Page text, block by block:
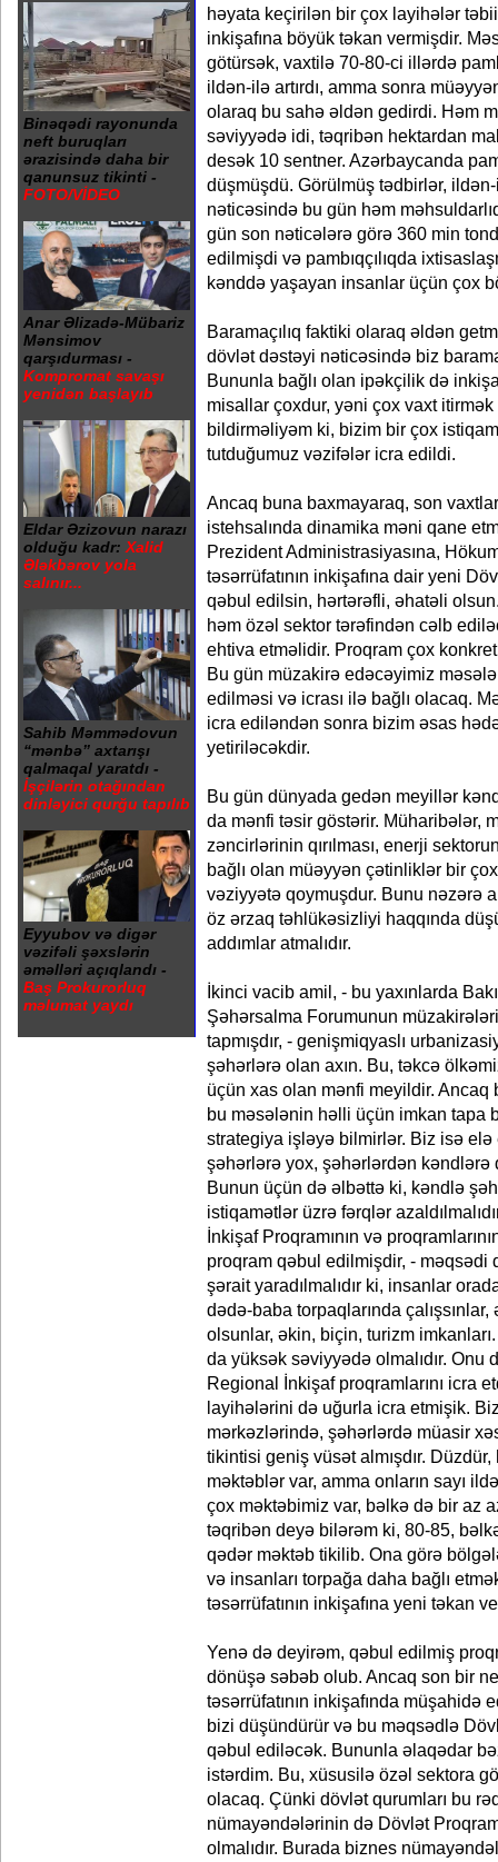
Binəqədi rayonunda
neft buruqları
ərazisində daha bir
qanunsuz tikinti -
FOTO/VİDEO
Anar Əlizadə-Mübariz
Mənsimov
qarşıdurması -
Kompromat savaşı
yenidən başlayıb
Eldar Əzizovun narazı
olduğu kadr: Xalid
Ələkbərov yola
salınır...
Sahib Məmmədovun
“mənbə” axtarışı
qalmaqal yaratdı -
İşçilərin otağından
dinləyici qurğu tapılıb
Eyyubov və digər
vəzifəli şəxslərin
əməlləri açıqlandı -
Baş Prokurorluq
məlumat yaydı
həyata keçirilən bir çox layihələr təbii
inkişafına böyük təkan vermişdir.
götürsək, vaxtilə 70-80-ci illərdə
ildən-ilə artırdı, amma sonra
olaraq bu sahə əldən gedirdi. Həm
səviyyədə idi, təqribən hektardan
desək 10 sentner. Azərbaycanda
düşmüşdü. Görülmüş tədbirlər,
nəticəsində bu gün həm
gün son nəticələrə görə 360 min
edilmişdi və pambıqçılıqda
kənddə yaşayan insanlar üçün çox
Baramaçılıq faktiki olaraq əldən
dövlət dəstəyi nəticəsində biz
Bununla bağlı olan ipəkçilik də
misallar çoxdur, yəni çox vaxt
bildirməliyəm ki, bizim bir çox
tutduğumuz vəzifələr icra edildi.
Ancaq buna baxmayaraq, son
istehsalında dinamika məni qane
Prezident Administrasiyasına,
təsərrüfatının inkişafına dair yeni
qəbul edilsin, hərtərəfli, əhatəli
həm özəl sektor tərəfindən cəlb
ehtiva etməlidir. Proqram çox konkret
Bu gün müzakirə edəcəyimiz
edilməsi və icrası ilə bağlı olacaq.
icra ediləndən sonra bizim əsas
yetiriləcəkdir.
Bu gün dünyada gedən meyillər
da mənfi təsir göstərir. Müharibələr,
zəncirlərinin qırılması, enerji
bağlı olan müəyyən çətinliklər bir
vəziyyətə qoymuşdur. Bunu nəzərə
öz ərzaq təhlükəsizliyi haqqında
addımlar atmalıdır.
İkinci vacib amil, - bu yaxınlarda
Şəhərsalma Forumunun
tapmışdır, - genişmiqyaslı
şəhərlərə olan axın. Bu, təkcə
üçün xas olan mənfi meyildir.
bu məsələnin həlli üçün imkan tapa
strategiya işləyə bilmirlər. Biz isə
şəhərlərə yox, şəhərlərdən kəndlərə
Bunun üçün də əlbəttə ki, kəndlə
istiqamətlər üzrə fərqlər
İnkişaf Proqramının və
proqram qəbul edilmişdir, - məqsədi
şərait yaradılmalıdır ki, insanlar
dədə-baba torpaqlarında
olsunlar, əkin, biçin, turizm
da yüksək səviyyədə olmalıdır. Onu
Regional İnkişaf proqramlarını icra
layihələrini də uğurla icra etmişik.
mərkəzlərində, şəhərlərdə müasir
tikintisi geniş vüsət almışdır.
məktəblər var, amma onların sayı
çox məktəbimiz var, bəlkə də bir az
təqribən deyə bilərəm ki, 80-85,
qədər məktəb tikilib. Ona görə
və insanları torpağa daha bağlı
təsərrüfatının inkişafına yeni təkan
Yenə də deyirəm, qəbul edilmiş
dönüşə səbəb olub. Ancaq son bir
təsərrüfatının inkişafında müşahidə
bizi düşündürür və bu məqsədlə
qəbul ediləcək. Bununla əlaqədar
istərdim. Bu, xüsusilə özəl sektora
olacaq. Çünki dövlət qurumları bu
nümayəndələrinin də Dövlət
olmalıdır. Burada biznes